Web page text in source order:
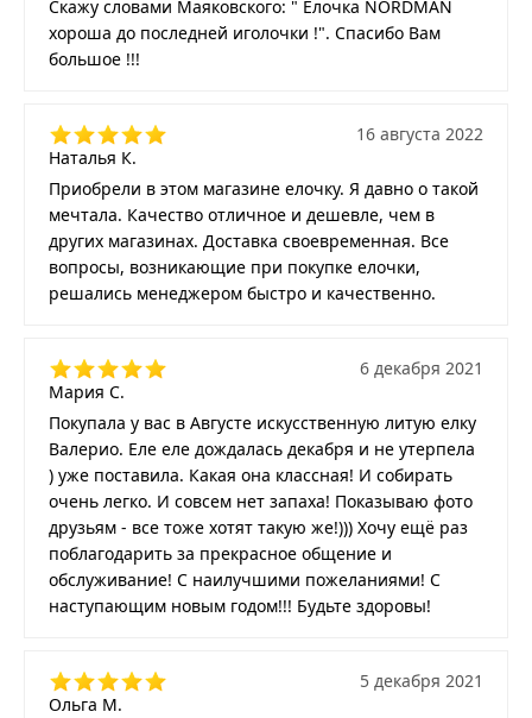
Скажу словами Маяковского: " Елочка NORDMAN
хороша до последней иголочки !". Спасибо Вам
большое !!!
Наталья К.
16 августа 2022
Приобрели в этом магазине елочку. Я давно о такой
мечтала. Качество отличное и дешевле, чем в
других магазинах. Доставка своевременная. Все
вопросы, возникающие при покупке елочки,
решались менеджером быстро и качественно.
Мария С.
6 декабря 2021
Покупала у вас в Августе искусственную литую елку
Валерио. Еле еле дождалась декабря и не утерпела
) уже поставила. Какая она классная! И собирать
очень легко. И совсем нет запаха! Показываю фото
друзьям - все тоже хотят такую же!))) Хочу ещё раз
поблагодарить за прекрасное общение и
обслуживание! С наилучшими пожеланиями! С
наступающим новым годом!!! Будьте здоровы!
Ольга М.
5 декабря 2021